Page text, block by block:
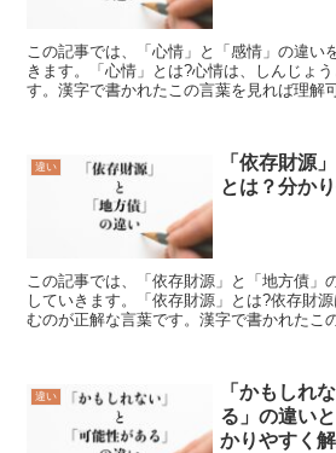
この記事では、「心情」と「感情」の違い
きます。「心情」とは?心情は、しんじょ
す。漢字で書かれたこの言葉を見れば理解
違い
「依存財源
とは？分か
この記事では、「依存財源」と「地方債」
していきます。「依存財源」とは?依存財
むのが正解な言葉です。漢字で書かれたこ
違い
「かもしれ
る」の違い
かりやすく